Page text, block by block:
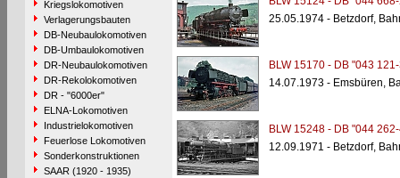
Kriegslokomotiven
Verlagerungsbauten
DB-Neubaulokomotiven
DB-Umbaulokomotiven
DR-Neubaulokomotiven
DR-Rekolokomotiven
DR - "6000er"
ELNA-Lokomotiven
Industrielokomotiven
Feuerlose Lokomotiven
Sonderkonstruktionen
SAAR (1920 - 1935)
25.05.1974 - Betzdorf,
BLW 15170 - DB "043
14.07.1973 - Emsbüren,
BLW 15248 - DB "044
12.09.1971 - Betzdorf,